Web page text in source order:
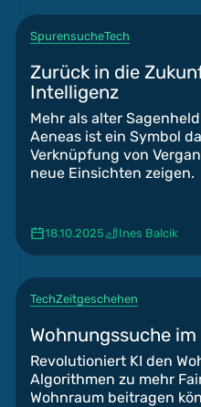
SpurensucheTech
Zurück in die
Intelligenz
Mehr als alter
Aeneas ist ein Symbol
Verknüpfung von
neue Einsichten zeigen.
18.10.2025 Ines Balcik
TechZeitgeschehen
Wohnungssuche
Revolutioniert KI den
Algorithmen zu mehr
Wohnraum beitragen